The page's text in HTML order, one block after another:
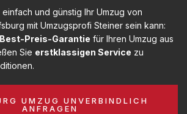
und günstig Ihr Umzug von
mit Umzugsprofi Steiner sein kann:
Best-Preis-Garantie für Ihren Umzug aus
Sie erstklassigen Service zu
UMZUG UNVERBINDLICH
ANFRAGEN